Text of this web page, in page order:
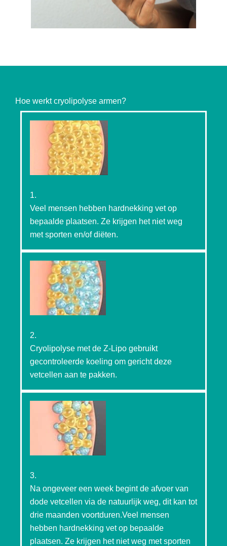
Hoe werkt cryolipolyse armen?
1.
Veel mensen hebben hardnekking vet op
bepaalde plaatsen. Ze krijgen het niet weg
met sporten en/of diëten.
2.
Cryolipolyse met de Z-Lipo gebruikt
gecontroleerde koeling om gericht deze
vetcellen aan te pakken.
3.
Na ongeveer een week begint de afvoer van
dode vetcellen via de natuurlijk weg, dit kan tot
drie maanden voortduren.Veel mensen
hebben hardnekking vet op bepaalde
plaatsen. Ze krijgen het niet weg met sporten